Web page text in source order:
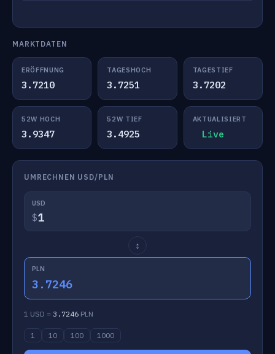
MARKTDATEN
ERÖFFNUNG
3.7210
TAGESHOCH
3.7251
TAGESTIEF
3.7202
52W HOCH
3.9347
52W TIEF
3.4925
AKTUALISIERT
Live
UMRECHNEN USD/PLN
USD
$
↕
PLN
3.7246
1 USD = 3.7246 PLN
1 10 100 1000